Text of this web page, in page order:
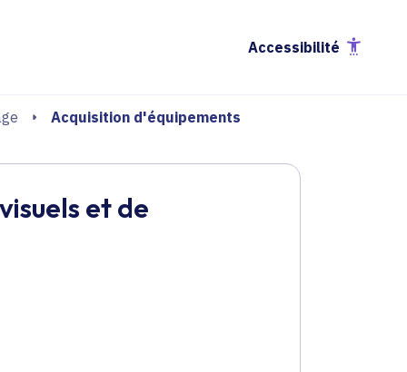
Accessibilité
Acquisition d'équipements
et de